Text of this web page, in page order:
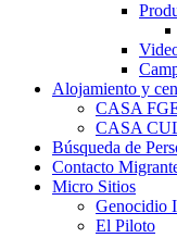
Alojamiento y
CASA
CASA
Búsqueda de
Contacto
Micro Sitios
Genocidio
El Piloto